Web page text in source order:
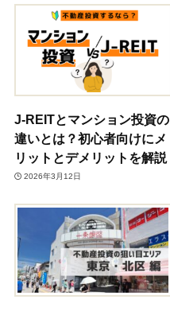
J-REITとマンション投資の
違いとは？初心者向けにメ
リットとデメリットを解説
2026年3月12日